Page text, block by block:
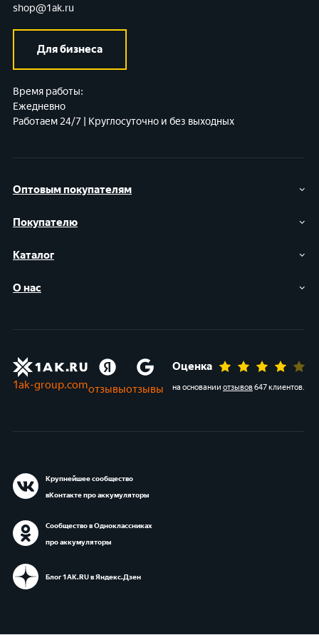
Оптовым покупателям
Покупателю
Каталог
О нас
shop@1ak.ru
Для бизнеса
Время работы:
Ежедневно
Работаем 24/7 | Круглосуточно и без выходных
1ak-group.comотзывыотзывы
Оценка
на основании отзывов647 клиентов.
Крупнейшее сообщество
вКонтакте про аккумуляторы
Сообщество в Одноклассниках
про аккумуляторы
Блог 1АК.RU в Яндекс.Дзен